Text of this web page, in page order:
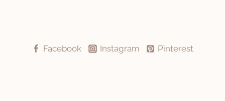
Facebook Instagram Pinterest